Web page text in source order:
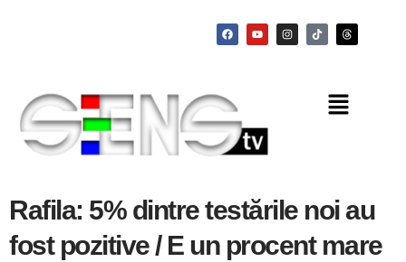
Rafila: 5% dintre testările noi au
fost pozitive / E un procent mare